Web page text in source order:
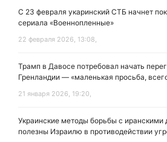
С 23 февраля укаринский СТБ начнет
сериала «Военнопленные»
22 февраля 2026, 13:08,
Трамп в Давосе потребовал начать
Гренландии — «маленькая просьба,
21 января 2026, 19:20,
Украинские методы борьбы с иранскими
полезны Израилю в противодействии